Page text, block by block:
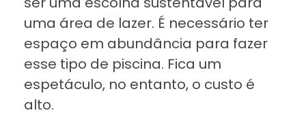
uma área de lazer. É necessário ter
espaço em abundância para fazer
esse tipo de piscina. Fica um
espetáculo, no entanto, o custo é
alto.